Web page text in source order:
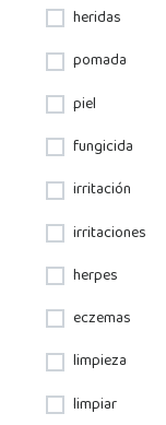
heridas
pomada
piel
fungicida
irritación
irritaciones
herpes
eczemas
limpieza
limpiar